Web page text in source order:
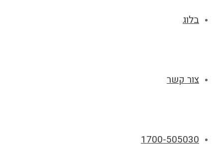
בלוג
צור קשר
1700-505030